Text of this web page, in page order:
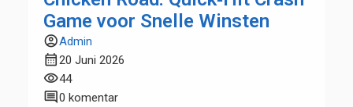
Game voor Snelle Winsten
account_circleAdmin
calendar_month20 Juni 2026
visibility44
comment0 komentar